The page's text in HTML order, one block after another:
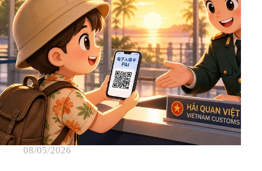
08/05/2026